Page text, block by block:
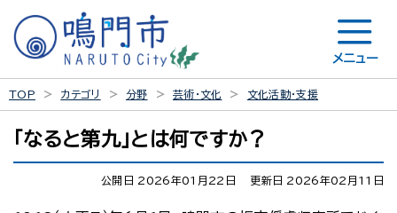
メニュー
TOP カテゴリ 分野 芸術・文化 文化活動・支援
「なると第九」とは何ですか？
公開日 2026年01月22日 更新日 2026年02月11日